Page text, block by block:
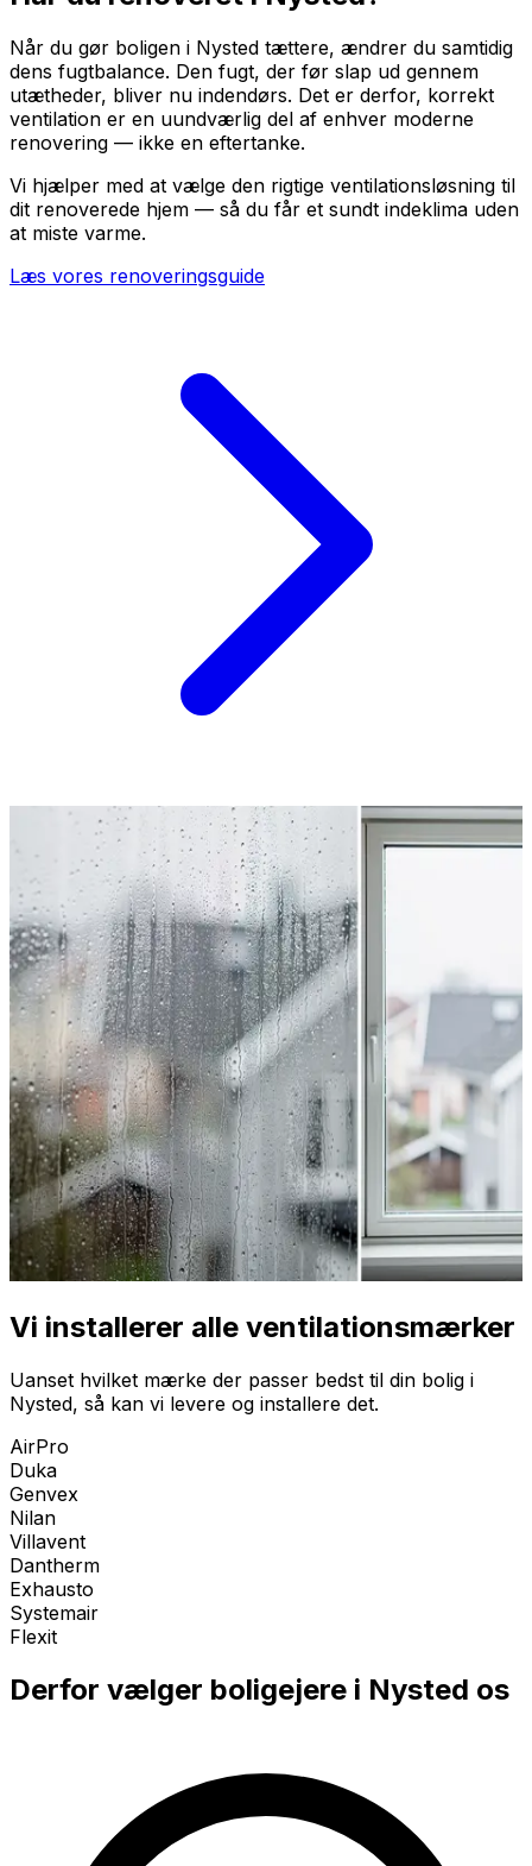
Når du gør boligen i Nysted tættere, ændrer du samtidig
dens fugtbalance. Den fugt, der før slap ud gennem
utætheder, bliver nu indendørs. Det er derfor, korrekt
ventilation er en uundværlig del af enhver moderne
renovering — ikke en eftertanke.
Vi hjælper med at vælge den rigtige ventilationsløsning til
dit renoverede hjem — så du får et sundt indeklima uden
at miste varme.
Læs vores renoveringsguide
Vi installerer alle ventilationsmærker
Uanset hvilket mærke der passer bedst til din bolig i
Nysted, så kan vi levere og installere det.
AirPro
Duka
Genvex
Nilan
Villavent
Dantherm
Exhausto
Systemair
Flexit
Derfor vælger boligejere i Nysted os